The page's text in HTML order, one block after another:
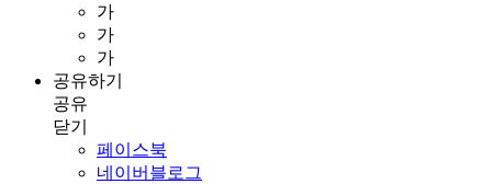
가
가
가
공유하기
공유
닫기
페이스북
네이버블로그